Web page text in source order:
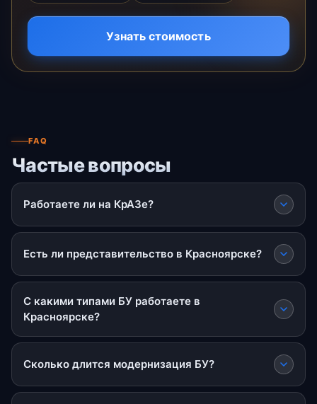
Узнать стоимость
FAQ
Частые вопросы
Работаете ли на КрАЗе?
Есть ли представительство в Красноярске?
С какими типами БУ работаете в
Красноярске?
Сколько длится модернизация БУ?